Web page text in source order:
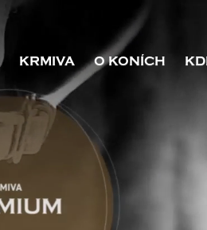
KRMIVA O KONÍCH